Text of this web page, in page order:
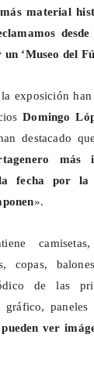
más material
‘Museo del
exposición
Domingo
destacado
más
fecha por la
».
camisetas,
copas,
de las
gráfico,
ver